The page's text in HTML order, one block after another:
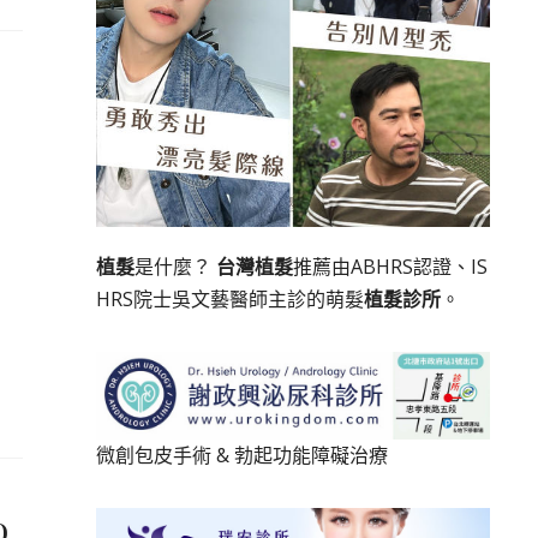
植髮是什麼？ 台灣植髮推薦由ABHRS認證、IS
HRS院士吳文藝醫師主診的萌髮植髮診所。
微創包皮手術&勃起功能障礙治療